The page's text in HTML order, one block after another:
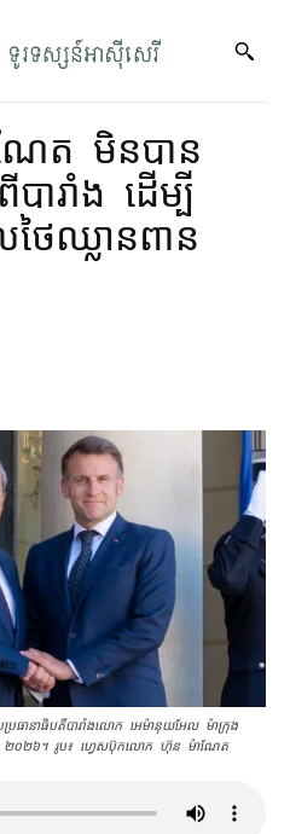
ត មិនបាន​
បារាំង ដើម្បី​
ថៃ​ឈ្លានពាន​
ធានាធិបតី​បារាំង​លោក អេម៉ានុយអែល ម៉ាក្រុង
ា ២០២៦។ រូប៖ ​ហ្វេសប៊ុកលោក ហ៊ុន ម៉ាណែត